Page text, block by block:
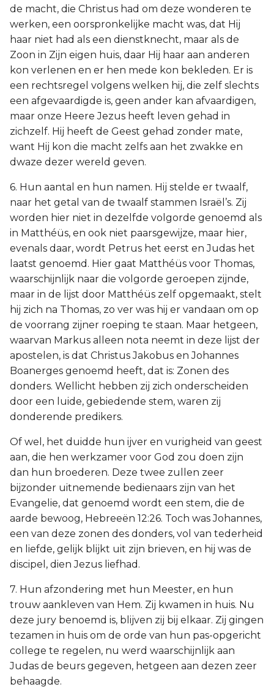
de macht, die Christus had om deze wonderen te
werken, een oorspronkelijke macht was, dat Hij
haar niet had als een dienstknecht, maar als de
Zoon in Zijn eigen huis, daar Hij haar aan anderen
kon verlenen en er hen mede kon bekleden. Er is
een rechtsregel volgens welken hij, die zelf slechts
een afgevaardigde is, geen ander kan afvaardigen,
maar onze Heere Jezus heeft leven gehad in
zichzelf. Hij heeft de Geest gehad zonder mate,
want Hij kon die macht zelfs aan het zwakke en
dwaze dezer wereld geven.
6. Hun aantal en hun namen. Hij stelde er twaalf,
naar het getal van de twaalf stammen Israël’s. Zij
worden hier niet in dezelfde volgorde genoemd als
in Matthéüs, en ook niet paarsgewijze, maar hier,
evenals daar, wordt Petrus het eerst en Judas het
laatst genoemd. Hier gaat Matthéüs voor Thomas,
waarschijnlijk naar die volgorde geroepen zijnde,
maar in de lijst door Matthéüs zelf opgemaakt, stelt
hij zich na Thomas, zo ver was hij er vandaan om op
de voorrang zijner roeping te staan. Maar hetgeen,
waarvan Markus alleen nota neemt in deze lijst der
apostelen, is dat Christus Jakobus en Johannes
Boanerges genoemd heeft, dat is: Zonen des
donders. Wellicht hebben zij zich onderscheiden
door een luide, gebiedende stem, waren zij
donderende predikers.
Of wel, het duidde hun ijver en vurigheid van geest
aan, die hen werkzamer voor God zou doen zijn
dan hun broederen. Deze twee zullen zeer
bijzonder uitnemende bedienaars zijn van het
Evangelie, dat genoemd wordt een stem, die de
aarde bewoog, Hebreeën 12:26. Toch was Johannes,
een van deze zonen des donders, vol van tederheid
en liefde, gelijk blijkt uit zijn brieven, en hij was de
discipel, dien Jezus liefhad.
7. Hun afzondering met hun Meester, en hun
trouw aankleven van Hem. Zij kwamen in huis. Nu
deze jury benoemd is, blijven zij bij elkaar. Zij gingen
tezamen in huis om de orde van hun pas-opgericht
college te regelen, nu werd waarschijnlijk aan
Judas de beurs gegeven, hetgeen aan dezen zeer
behaagde.